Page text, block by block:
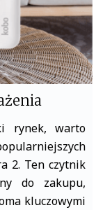
rynek, warto
2. Ten czytnik
do zakupu,
kluczowymi